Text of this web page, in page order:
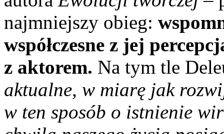
najmniejszy obieg:
współczesne z jej
z aktorem. Na tym tle
aktualne, w miarę jak
w ten sposób o istnienie